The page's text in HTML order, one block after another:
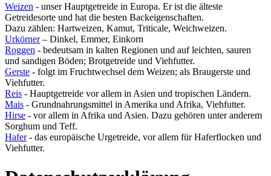
Weizen - unser Hauptgetreide in Europa. Er ist die älteste
Getreidesorte und hat die besten Backeigenschaften.
Dazu zählen: Hartweizen, Kamut, Triticale, Weichweizen.
Urkörner– Dinkel, Emmer, Einkorn
Roggen - bedeutsam in kalten Regionen und auf leichten, sauren
und sandigen Böden; Brotgetreide und Viehfutter.
Gerste - folgt im Fruchtwechsel dem Weizen; als Braugerste und
Viehfutter.
Reis - Hauptgetreide vor allem in Asien und tropischen Ländern.
Mais - Grundnahrungsmittel in Amerika und Afrika, Viehfutter.
Hirse - vor allem in Afrika und Asien. Dazu gehören unter anderem
Sorghum und Teff.
Hafer- das europäische Urgetreide, vor allem für Haferflocken und
Viehfutter.